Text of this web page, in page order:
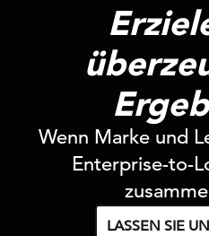
Wenn Marke und
Enterprise-to-
LASSEN SIE